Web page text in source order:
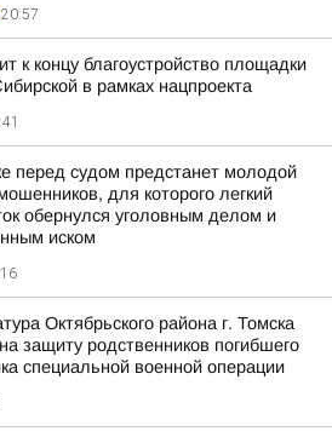
20:57
к концу благоустройство площадки
в рамках нацпроекта
перед судом предстанет молодой
для которого легкий
обернулся уголовным делом и
иском
Октябрьского района г. Томска
защиту родственников погибшего
специальной военной операции